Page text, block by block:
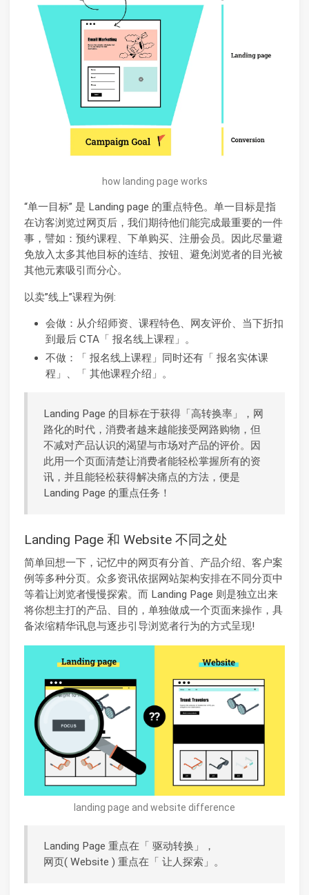
how landing page works
“单一目标” 是 Landing page 的重点特色。单一目标是指
在访客浏览过网页后，我们期待他们能完成最重要的一件
事，譬如：预约课程、下单购买、注册会员。因此尽量避
免放入太多其他目标的连结、按钮、避免浏览者的目光被
其他元素吸引而分心。
以卖”线上”课程为例:
会做：从介绍师资、课程特色、网友评价、当下折扣
到最后 CTA「 报名线上课程」。
不做：「 报名线上课程」同时还有「 报名实体课
程」、「 其他课程介绍」。
Landing Page 的目标在于获得「高转换率」，网
路化的时代，消费者越来越能接受网路购物，但
不减对产品认识的渴望与市场对产品的评价。因
此用一个页面清楚让消费者能轻松掌握所有的资
讯，并且能轻松获得解决痛点的方法，便是
Landing Page 的重点任务！
Landing Page 和 Website 不同之处
简单回想一下，记忆中的网页有分首、产品介绍、客户案
例等多种分页。众多资讯依据网站架构安排在不同分页中
等着让浏览者慢慢探索。而 Landing Page 则是独立出来
将你想主打的产品、目的，单独做成一个页面来操作，具
备浓缩精华讯息与逐步引导浏览者行为的方式呈现!
landing page and website difference
Landing Page 重点在「 驱动转换」，
网页( Website ) 重点在「 让人探索」。